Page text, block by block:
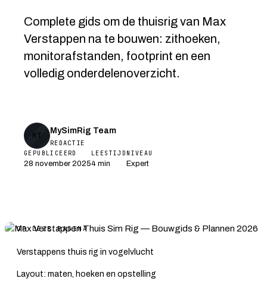
Complete gids om de thuisrig van Max
Verstappen na te bouwen: zithoeken,
monitorafstanden, footprint en een
volledig onderdelenoverzicht.
MT
MySimRig Team
REDACTIE
GEPUBLICEERD
28 november 2025
LEESTIJD
4 min
NIVEAU
Expert
OP DEZE PAGINA
Verstappens thuis rig in vogelvlucht
Layout: maten, hoeken en opstelling